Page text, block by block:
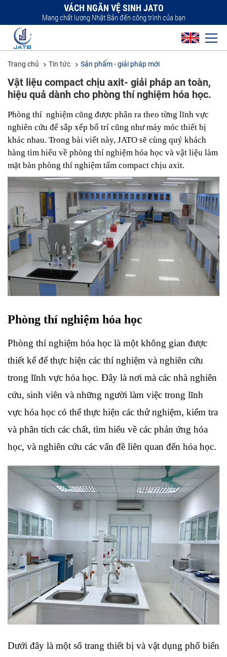
VÁCH NGĂN VỆ SINH JATO
Mang chất lượng Nhật Bản đến công trình của bạn
Trang chủ Tin tức Sản phẩm - giải pháp mới
Vật liệu compact chịu axit- giải pháp an toàn,
hiệu quả dành cho phòng thí nghiệm hóa học.
Phòng thí  nghiệm cũng được phân ra theo từng lĩnh vực
nghiên cứu để sắp xếp bố trí cũng như máy móc thiết bị
khác nhau. Trong bài viết này, JATO sẽ cùng quý khách
hàng tìm hiểu về phòng thí nghiệm hóa học và vật liệu làm
mặt bàn phòng thí nghiệm tấm compact chịu axit.
Phòng thí nghiệm hóa học
Phòng thí nghiệm hóa học là một không gian được
thiết kế để thực hiện các thí nghiệm và nghiên cứu
trong lĩnh vực hóa học. Đây là nơi mà các nhà nghiên
cứu, sinh viên và những người làm việc trong lĩnh
vực hóa học có thể thực hiện các thử nghiệm, kiểm tra
và phân tích các chất, tìm hiểu về các phản ứng hóa
học, và nghiên cứu các vấn đề liên quan đến hóa học.
Dưới đây là một số trang thiết bị và vật dụng phổ biến